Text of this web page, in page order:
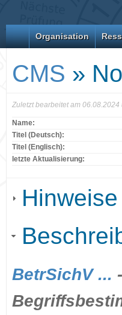
Organisation
CMS »
Zuletzt bearbeitet am
Name:
Titel (Deutsch):
Titel (Englisch):
letzte Aktualisierung:
BetrSichV ...